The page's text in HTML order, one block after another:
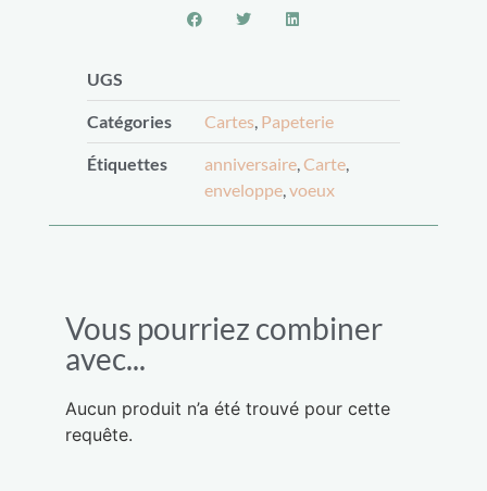
UGS
Catégories Cartes, Papeterie
Étiquettes anniversaire,Carte,
enveloppe,voeux
Vous pourriez combiner
avec...
Aucun produit n’a été trouvé pour cette
requête.